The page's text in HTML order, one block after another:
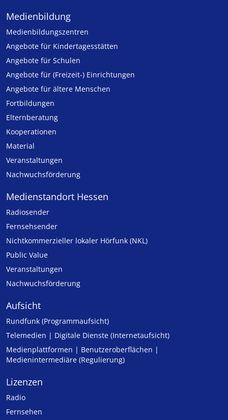
Medienbildung
Medien­bildungs­zentren
Angebote für Kinder­tages­stätten
Angebote für Schulen
Angebote für (Freizeit-) Ein­rich­tungen
Angebote für ältere Menschen
Fortbildungen
Elternberatung
Kooperationen
Material
Veranstaltungen
Nachwuchsförderung
Medienstandort Hessen
Radiosender
Fernsehsender
Nicht­kommer­zieller lo­ka­ler Hör­funk (NKL)
Public Value
Veranstaltungen
Nachwuchsförderung
Aufsicht
Rundfunk (Programmaufsicht)
Telemedien | Digitale Dienste (Internetaufsicht)
Medienplattformen | Benutzeroberflächen |
Medienintermediäre (Regulierung)
Lizenzen
Radio
Fernsehen